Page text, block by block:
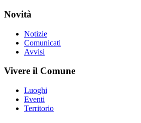
Novità
Notizie
Comunicati
Avvisi
Vivere il Comune
Luoghi
Eventi
Territorio